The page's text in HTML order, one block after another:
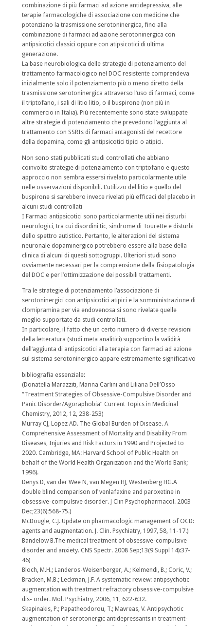
combinazione di più farmaci ad azione antidepressiva, alle
terapie farmacologiche di associazione con medicine che
potenziano la trasmissione serotoninergica, fino alla
combinazione di farmaci ad azione serotoninergica con
antipsicotici classici oppure con atipsicotici di ultima
generazione.
La base neurobiologica delle strategie di potenziamento del
trattamento farmacologico nel DOC resistente comprendeva
inizialmente solo il potenziamento più o meno diretto della
trasmissione serotoninergica attraverso l’uso di farmaci, come
il triptofano, i sali di litio litio, o il buspirone (non più in
commercio in Italia). Più recentemente sono state sviluppate
altre strategie di potenziamento che prevedono l’aggiunta al
trattamento con SSRIs di farmaci antagonisti del recettore
della dopamina, come gli antipsicotici tipici o atipici.
Non sono stati pubblicati studi controllati che abbiano
coinvolto strategie di potenziamento con triptofano e questo
approccio non sembra essersi rivelato particolarmente utile
nelle osservazioni disponibili. L’utilizzo del litio e quello del
buspirone si sarebbero invece rivelati più efficaci del placebo in
alcuni studi controllati
I Farmaci antipsicotici sono particolarmente utili nei disturbi
neurologici, tra cui disordini tic, sindrome di Tourette e disturbi
dello spettro autistico. Pertanto, le alterazioni del sistema
neuronale dopaminergico potrebbero essere alla base della
clinica di alcuni di questi sottogruppi. Ulteriori studi sono
ovviamente necessari per la comprensione della fisiopatologia
del DOC e per l’ottimizzazione dei possibili trattamenti.
Tra le strategie di potenziamento l’associazione di
serotoninergici con antipsicotici atipici e la somministrazione di
clomipramina per via endovenosa si sono rivelate quelle
meglio supportate da studi controllati.
In particolare, il fatto che un certo numero di diverse revisioni
della letteratura (studi meta analitici) supportino la validità
dell’aggiunta di antipsicotici alla terapia con farmaci ad azione
sul sistema serotoninergico appare estremamente significativo
bibliografia essenziale:
(Donatella Marazziti, Marina Carlini and Liliana Dell’Osso
“Treatment Strategies of Obsessive-Compulsive Disorder and
Panic Disorder/Agoraphobia” Current Topics in Medicinal
Chemistry, 2012, 12, 238-253)
Murray CJ, Lopez AD. The Global Burden of Disease. A
Comprehensive Assessment of Mortality and Disability From
Diseases, Injuries and Risk Factors in 1990 and Projected to
2020. Cambridge, MA: Harvard School of Public Health on
behalf of the World Health Organization and the World Bank;
1996).
Denys D, van der Wee N, van Megen HJ, Westenberg HG.A
double blind comparison of venlafaxine and paroxetine in
obsessive-compulsive disorder. J Clin Psychopharmacol. 2003
Dec;23(6):568-75.)
McDougle, C.J. Update on pharmacologic management of OCD:
agents and augmentation. J. Clin. Psychiatry, 1997, 58, 11-17.)
Bandelow B.The medical treatment of obsessive-compulsive
disorder and anxiety. CNS Spectr. 2008 Sep;13(9 Suppl 14):37-
46)
Bloch, M.H.; Landeros-Weisenberger, A.; Kelmendi, B.; Coric, V.;
Bracken, M.B.; Leckman, J.F. A systematic review: antipsychotic
augmentation with treatment refractory obsessive-compulsive
dis- order. Mol. Psychiatry, 2006, 11, 622-632.
Skapinakis, P.; Papatheodorou, T.; Mavreas, V. Antipsychotic
augmentation of serotonergic antidepressants in treatment-